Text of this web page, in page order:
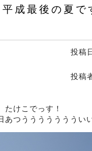
平成最後の夏で
投稿
投稿
たけこでっす！
あつうううううううい